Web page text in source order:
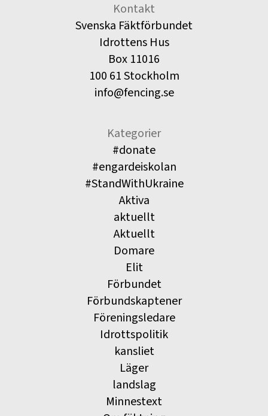
Kontakt
Svenska Fäktförbundet
Idrottens Hus
Box 11016
100 61 Stockholm
info@fencing.se
Kategorier
#donate
#engardeiskolan
#StandWithUkraine
Aktiva
aktuellt
Aktuellt
Domare
Elit
Förbundet
Förbundskaptener
Föreningsledare
Idrottspolitik
kansliet
Läger
landslag
Minnestext